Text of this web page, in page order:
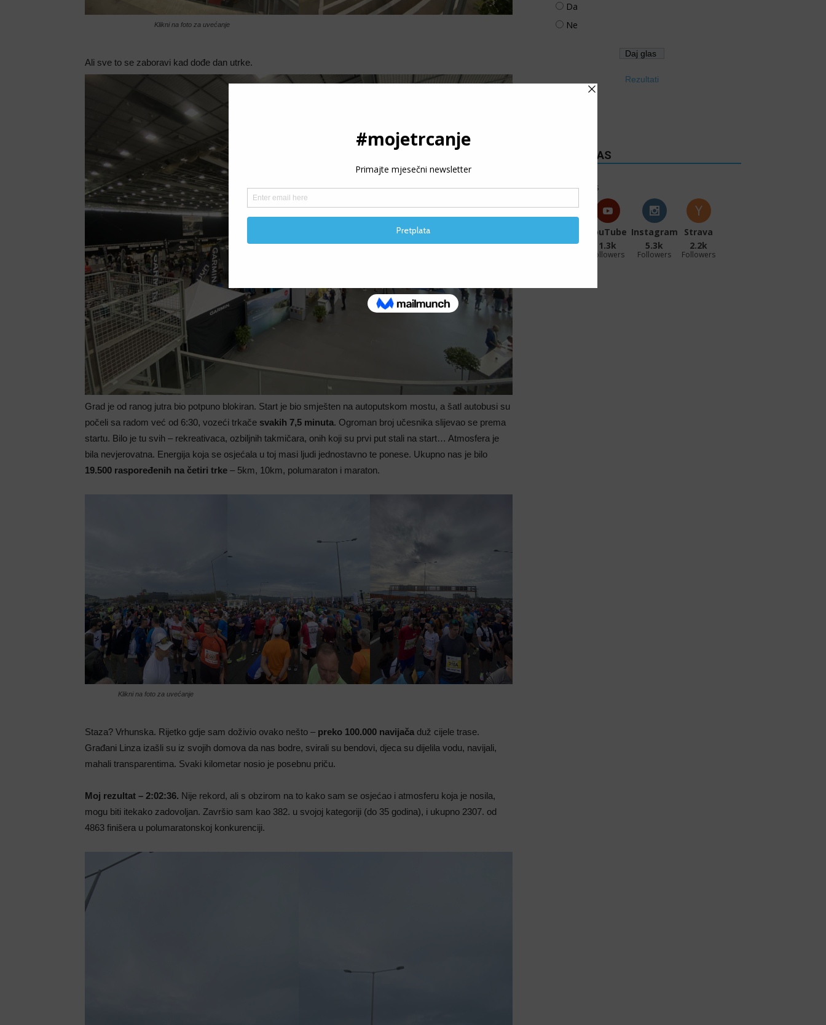
Klikni na foto za uvećanje
Ali sve to se zaboravi kad dođe dan utrke.
Grad je od ranog jutra bio potpuno blokiran. Start je bio smješten na autoputskom mostu, a šatl autobusi su
počeli sa radom već od 6:30, vozeći trkače svakih 7,5 minuta. Ogroman broj učesnika slijevao se prema
startu. Bilo je tu svih – rekreativaca, ozbiljnih takmičara, onih koji su prvi put stali na start… Atmosfera je
bila nevjerovatna. Energija koja se osjećala u toj masi ljudi jednostavno te ponese. Ukupno nas je bilo
19.500 raspoređenih na četiri trke – 5km, 10km, polumaraton i maraton.
Klikni na foto za uvećanje
Staza? Vrhunska. Rijetko gdje sam doživio ovako nešto – preko 100.000 navijača duž cijele trase.
Građani Linza izašli su iz svojih domova da nas bodre, svirali su bendovi, djeca su dijelila vodu, navijali,
mahali transparentima. Svaki kilometar nosio je posebnu priču.
Moj rezultat – 2:02:36. Nije rekord, ali s obzirom na to kako sam se osjećao i atmosferu koja je nosila,
mogu biti itekako zadovoljan. Završio sam kao 382. u svojoj kategoriji (do 35 godina), i ukupno 2307. od
4863 finišera u polumaratonskoj konkurenciji.
Da
Ne
Rezultati
PRATITE NAS
36k Follows
27.1k
YouTube
1.3k
Followers
Instagram
5.3k
Followers
Strava
2.2k
Followers